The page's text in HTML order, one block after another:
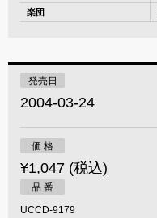
楽団
発売日
2004-03-24
価 格
¥1,047 (税込)
品 番
UCCD-9179